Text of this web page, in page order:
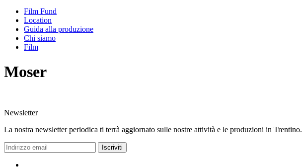
Film Fund
Location
Guida alla produzione
Chi siamo
Film
Moser
Newsletter
La nostra newsletter periodica ti terrà aggiornato sulle nostre attività e le produzioni in Trentino.
Iscriviti